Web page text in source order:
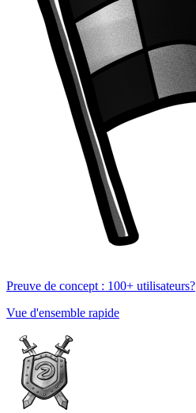
Preuve de concept : 100+ utilisateurs?
Vue d'ensemble rapide